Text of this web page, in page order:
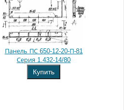
Панель ПС 650-12-20-П-81
Серия 1.432-14/80
Купить